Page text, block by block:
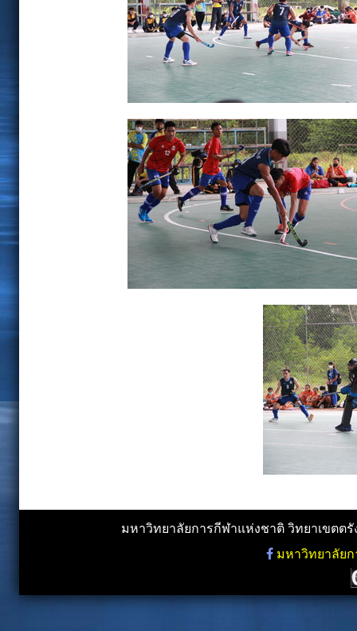
มหาวิทยาลัยการกีฬาแห่งชาติ วิทยาเขตตรั
มหาวิทยาลัยก